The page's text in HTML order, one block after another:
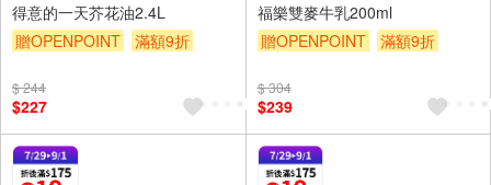
得意的一天芥花油2.4L
贈OPENPOINT
滿額9折
$ 244
$227
福樂雙麥牛乳200ml
贈OPENPOINT
滿額9折
$ 304
$239